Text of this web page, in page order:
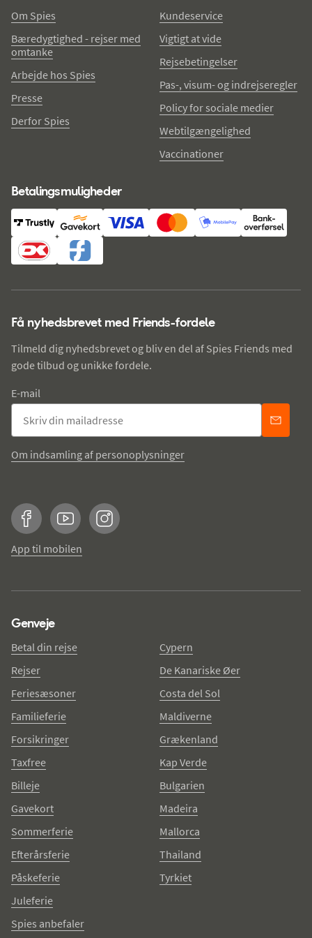
Om Spies
Bæredygtighed - rejser med
omtanke
Arbejde hos Spies
Presse
Derfor Spies
Kundeservice
Vigtigt at vide
Rejsebetingelser
Pas-, visum- og indrejseregler
Policy for sociale medier
Webtilgængelighed
Vaccinationer
Betalingsmuligheder
Få nyhedsbrevet med Friends-fordele
Tilmeld dig nyhedsbrevet og bliv en del af Spies Friends med
gode tilbud og unikke fordele.
E-mail
Om indsamling af personoplysninger
FacebookYouTubeInstagram
App til mobilen
Genveje
Betal din rejse
Rejser
Feriesæsoner
Familieferie
Forsikringer
Taxfree
Billeje
Gavekort
Sommerferie
Efterårsferie
Påskeferie
Juleferie
Spies anbefaler
Cypern
De Kanariske Øer
Costa del Sol
Maldiverne
Grækenland
Kap Verde
Bulgarien
Madeira
Mallorca
Thailand
Tyrkiet